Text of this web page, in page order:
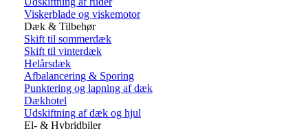
Viskerblade og viskemotor
Dæk & Tilbehør
Skift til sommerdæk
Skift til vinterdæk
Helårsdæk
Afbalancering & Sporing
Punktering og lapning af dæk
Dækhotel
Udskiftning af dæk og hjul
El- & Hybridbiler